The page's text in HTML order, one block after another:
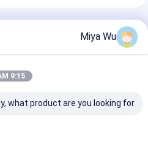
المنتجات الموصى بها
Miya Wu
9:15 AM
what product are you looking for?